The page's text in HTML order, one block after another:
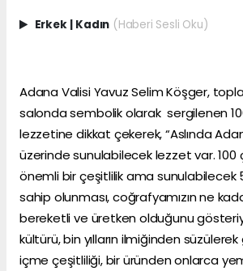
Erkek | Kadın (Haberi Sesli Oku)
Adana Valisi Yavuz Selim Köşger,
salonda sembolik olarak sergilenen
lezzetine dikkat çekerek, “Aslında
üzerinde sunulabilecek lezzet var.
önemli bir çeşitlilik ama
sahip olunması, coğrafyamızın ne
bereketli ve üretken olduğunu
kültürü, bin yılların ilmiğinden
içme çeşitliliği, bir üründen onlarca